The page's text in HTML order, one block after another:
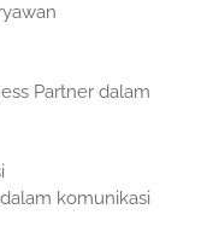
Partner dalam
komunikasi